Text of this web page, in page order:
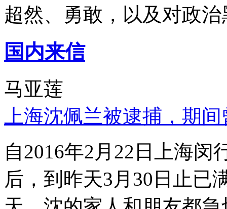
超然、勇敢，以及对政
国内来信
马亚莲
上海沈佩兰被逮捕，期
自2016年2月22日上海
后，到昨天3月30日止已